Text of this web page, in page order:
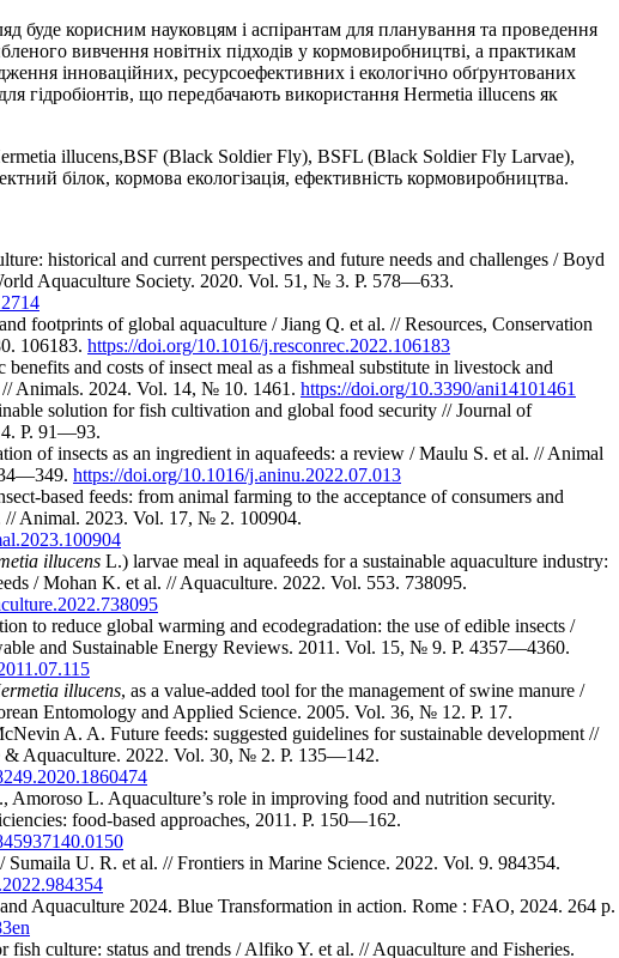
буде корисним науковцям і аспірантам для планування та проведення
вивчення новітніх підходів у кормовиробництві, а практикам
інноваційних, ресурсоефективних і екологічно обґрунтованих
гідробіонтів, що передбачають використання Hermetia illucens як
illucens,BSF (Black Soldier Fly), BSFL (Black Soldier Fly Larvae),
білок, кормова екологізація, ефективність кормовиробництва.
historical and current perspectives and future needs and challenges / Boyd
Aquaculture Society. 2020. Vol. 51, № 3. P. 578—633.
footprints of global aquaculture / Jiang Q. et al. // Resources, Conservation
106183. https://doi.org/10.1016/j.resconrec.2022.106183
benefits and costs of insect meal as a fishmeal substitute in livestock and
Animals. 2024. Vol. 14, № 10. 1461. https://doi.org/10.3390/ani14101461
solution for fish cultivation and global food security // Journal of
P. 91—93.
of insects as an ingredient in aquafeeds: a review / Maulu S. et al. // Animal
https://doi.org/10.1016/j.aninu.2022.07.013
based feeds: from animal farming to the acceptance of consumers and
// Animal. 2023. Vol. 17, № 2. 100904.
illucens L.) larvae meal in aquafeeds for a sustainable aquaculture industry:
/ Mohan K. et al. // Aquaculture. 2022. Vol. 553. 738095.
to reduce global warming and eco­degradation: the use of edible insects /
and Sustainable Ener­gy Reviews. 2011. Vol. 15, № 9. P. 4357—4360.
illucens, as a value-added tool for the management of swine manure /
Entomology and Applied Science. 2005. Vol. 36, № 12. P. 17.
A. A. Future feeds: suggested guidelines for sustainable development //
& Aquaculture. 2022. Vol. 30, № 2. P. 135—142.
Amoroso L. Aquaculture’s role in improving food and nutrition security.
food-based approaches, 2011. P. 150—162.
Sumaila U. R. et al. // Frontiers in Marine Science. 2022. Vol. 9. 984354.
Aquaculture 2024. Blue Transformation in action. Rome : FAO, 2024. 264 p.
fish culture: status and trends / Alfiko Y. et al. // Aquaculture and Fisheries.